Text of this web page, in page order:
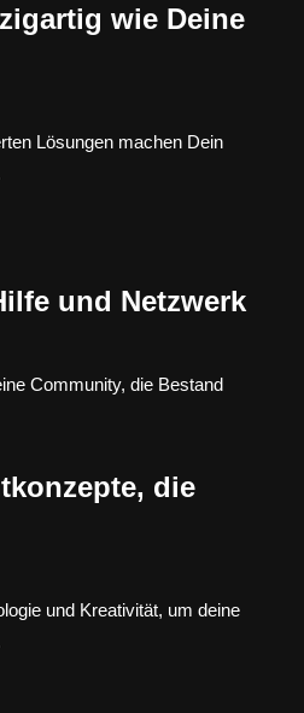
wie Deine
Lösungen machen Dein
und Netzwerk
Community, die Bestand
die
und Kreativität, um deine